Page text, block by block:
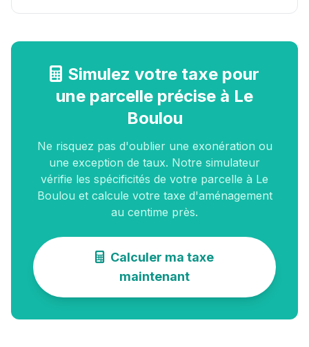
Simulez votre taxe pour
une parcelle précise à Le
Boulou
Ne risquez pas d'oublier une exonération ou
une exception de taux. Notre simulateur
vérifie les spécificités de votre parcelle à Le
Boulou et calcule votre taxe d'aménagement
au centime près.
Calculer ma taxe
maintenant